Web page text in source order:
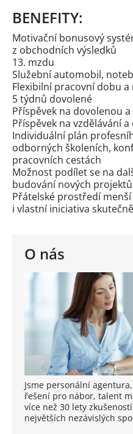
O nás
Jsme personální
řešení pro nábor, talent
více než 30 lety
největších nezávislých
BENEFITY:
Motivační bonusový
z obchodních výsledků
13. mzdu
Služební automobil,
Flexibilní pracovní dobu
5 týdnů dovolené
Příspěvek na dovolenou
Příspěvek na vzdělávání
Individuální plán
odborných školeních,
pracovních cestách
Možnost podílet se na
budování nových projektů
Přátelské prostředí
i vlastní iniciativa